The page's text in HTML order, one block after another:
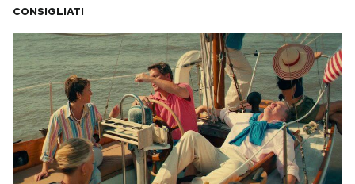
CONSIGLIATI